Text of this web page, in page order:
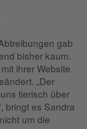
gab
bisher kaum.
ihrer Website
„Der
tierisch über
bringt es Sandra
um die